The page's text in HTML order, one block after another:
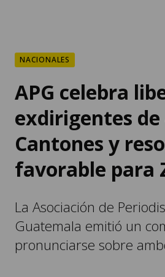
NACIONALES
APG celebra
exdirigentes de
Cantones y
favorable para
La Asociación de
Guatemala emitió un
pronunciarse sobre